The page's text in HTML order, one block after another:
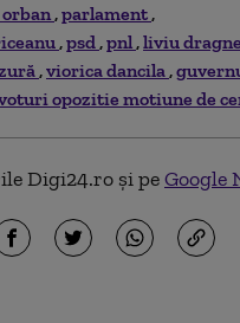
parlament
psd pnl liviu
viorica dancila
opozitie motiune de
Digi24.ro și peGoogle